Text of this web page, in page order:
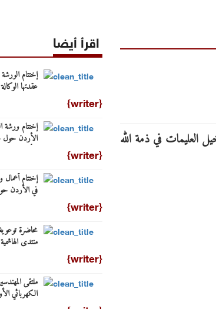
اقرأ أيضا
إختتام الورشة
عقدتها
{writer}
إختتام ورشة
الأردن حول
{writer}
إختتام أعمال
في الأردن
{writer}
محاضرة
منتدى
{writer}
ملتقى
الكهربائي